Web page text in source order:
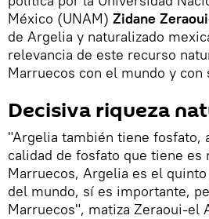
México (UNAM) Zidane
de Argelia y naturalizado
relevancia de este recurso
Marruecos con el mundo y con
Decisiva riqueza
"Argelia también tiene fosfato,
calidad de fosfato que tiene es
Marruecos, Argelia es el
del mundo, sí es importante,
Marruecos", matiza Zeraoui-el